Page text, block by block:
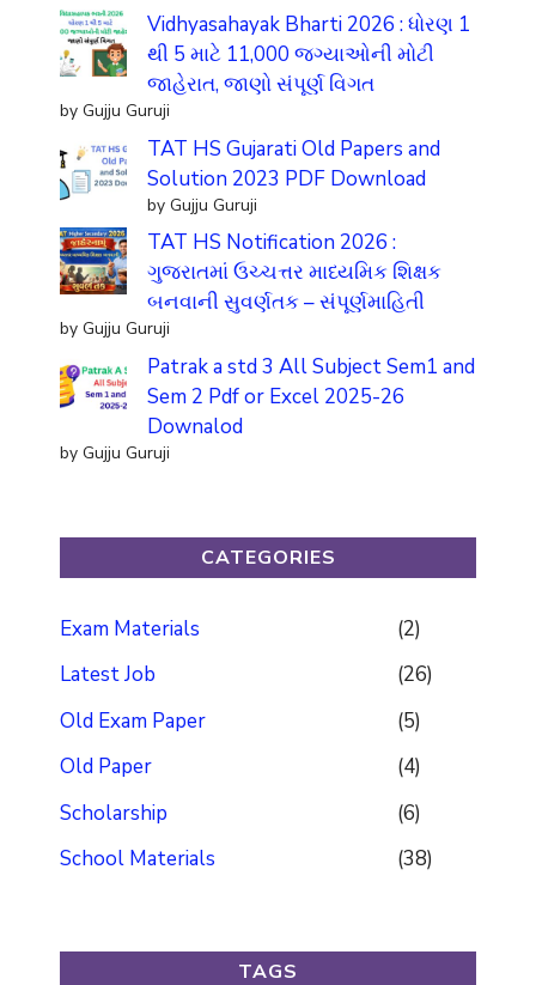
Vidhyasahayak Bharti 2026 : ધોરણ 1
થી 5 માટે 11,000 જગ્યાઓની મોટી
જાહેરાત, જાણો સંપૂર્ણ વિગત
by Gujju Guruji
TAT HS Gujarati Old Papers and
Solution 2023 PDF Download
by Gujju Guruji
TAT HS Notification 2026 :
ગુજરાતમાં ઉચ્ચત્તર માધ્યમિક શિક્ષક
બનવાની સુવર્ણતક – સંપૂર્ણમાહિતી
by Gujju Guruji
Patrak a std 3 All Subject Sem1 and
Sem 2 Pdf or Excel 2025-26
Downalod
by Gujju Guruji
CATEGORIES
Exam Materials
(2)
Latest Job
(26)
Old Exam Paper
(5)
Old Paper
(4)
Scholarship
(6)
School Materials
(38)
TAGS